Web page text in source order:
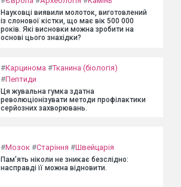
Науковці виявили молоток, виготовлений
із слонової кістки, що має вік 500 000
років. Які висновки можна зробити на
основі цього знахідки?
#Карцинома #Тканина (біологія)
#Пептиди
Ця жувальна гумка здатна
революціонізувати методи профілактики
серйозних захворювань.
#Мозок #Старіння #Швейцарія
Пам'ять ніколи не зникає безслідно:
насправді її можна відновити.